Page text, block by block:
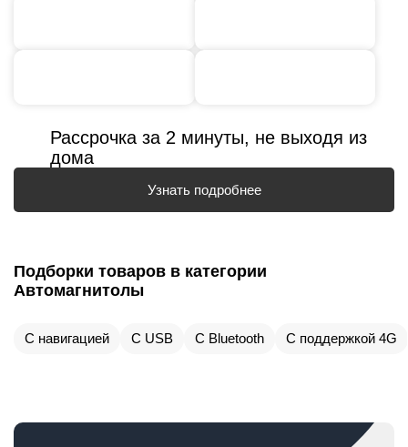
Рассрочка за 2 минуты, не выходя из
дома
Узнать подробнее
Подборки товаров в категории
Автомагнитолы
С навигацией С USB С Bluetooth С поддержкой 4G